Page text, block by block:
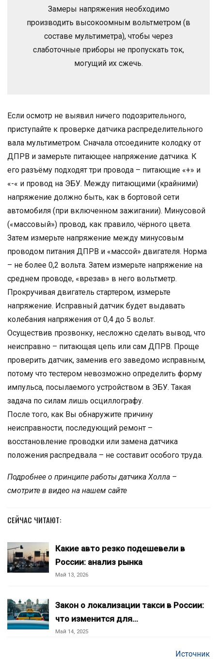
Замеры напряжения необходимо
производить высокоомным вольтметром (в
составе мультиметра), чтобы через
слаботочные приборы не пропускать ток,
могущий их сжечь.
Если осмотр не выявил ничего подозрительного,
приступайте к проверке датчика распределительного
вала мультиметром. Сначала отсоедините колодку от
ДПРВ и замерьте питающее напряжение датчика. К
его разъёму подходят три провода – питающие «+» и
«-« и провод на ЭБУ. Между питающими (крайними)
напряжение должно быть, как в бортовой сети
автомобиля (при включенном зажигании). Минусовой
(«массовый») провод, как правило, чёрного цвета.
Затем измерьте напряжение между минусовым
проводом питания ДПРВ и «массой» двигателя. Норма
– не более 0,2 вольта. Затем измерьте напряжение на
среднем проводе, «врезав» в него вольтметр.
Прокручивая двигатель стартером, измерьте
напряжение. Исправный датчик будет выдавать
колебания напряжения от 0,4 до 5 вольт.
Осуществив прозвонку, несложно сделать вывод, что
неисправно – питающая цепь или сам ДПРВ. Проще
проверить датчик, заменив его заведомо исправным,
потому что тестером невозможно определить форму
импульса, посылаемого устройством в ЭБУ. Такая
задача по силам лишь осциллографу.
После того, как Вы обнаружите причину
неисправности, последующий ремонт –
восстановление проводки или замена датчика
положения распредвала – не составит особого труда.
Подробнее о принципе работы датчика Холла –
смотрите в видео на нашем сайте
СЕЙЧАС ЧИТАЮТ:
Какие авто резко подешевели в
России: анализ рынка
Май 13, 2026
Закон о локализации такси в России:
что изменится для…
Май 14, 2025
Источник